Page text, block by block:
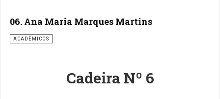
06. Ana Maria Marques Martins
ACADÊMICOS
Cadeira Nº 6